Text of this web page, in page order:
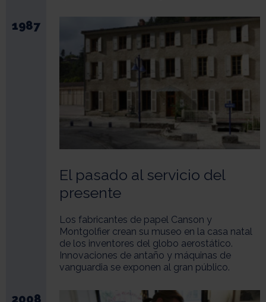
1987
El pasado al servicio del
presente
Los fabricantes de papel Canson y
Montgolfier crean su museo en la casa natal
de los inventores del globo aerostático.
Innovaciones de antaño y máquinas de
vanguardia se exponen al gran público.
2008